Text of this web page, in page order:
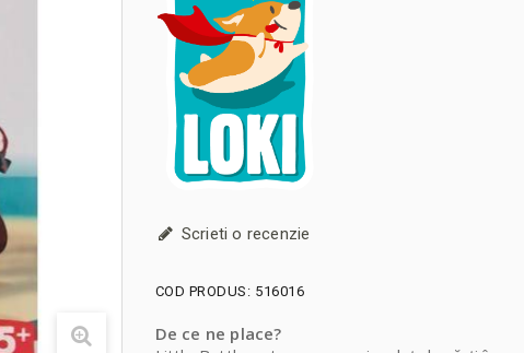
Scrieti o recenzie
COD PRODUS: 516016
De ce ne place?